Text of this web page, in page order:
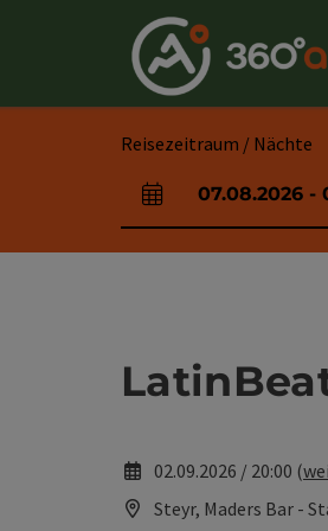
Accesskey
[0]
Zur NavigationAccesskey
[1]
Zum Seitenanfang[2]
Zur Kontaktseite Accesskey
[3]
Accesskey
[4]
Zum ImpressumAccesskey
[5]
Zu den Hinweisen zur Bedienung
Zur StartseiteAccesskey
[7]
Reisezeitraum / Nächte
An- und Abreisefelder
07.08.2026 -
02.09.2026 / 20:00 (
Steyr, Maders Bar -